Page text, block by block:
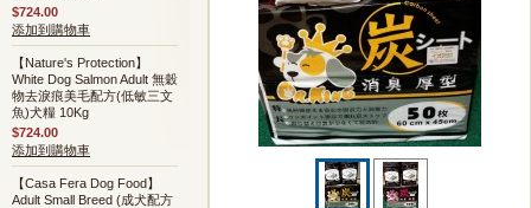
$724.00
添加到購物車
【Nature's Protection】
White Dog Salmon Adult 無穀
物去淚痕美毛配方(低敏三文
魚)犬糧 10Kg
$724.00
添加到購物車
【Casa Fera Dog Food】
Adult Small Breed (成犬配方